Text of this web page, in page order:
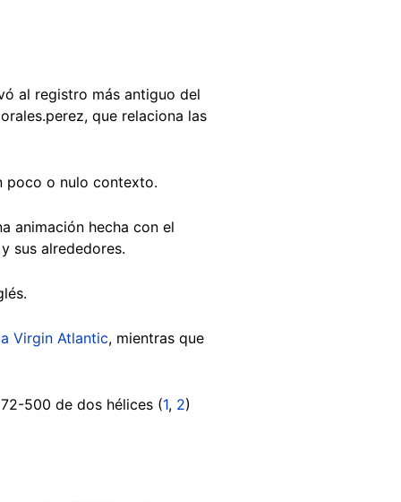
al registro más antiguo del
que relaciona las
poco o nulo contexto.
animación hecha con el
sus alrededores.
Virgin Atlantic, mientras que
500 de dos hélices (1, 2)